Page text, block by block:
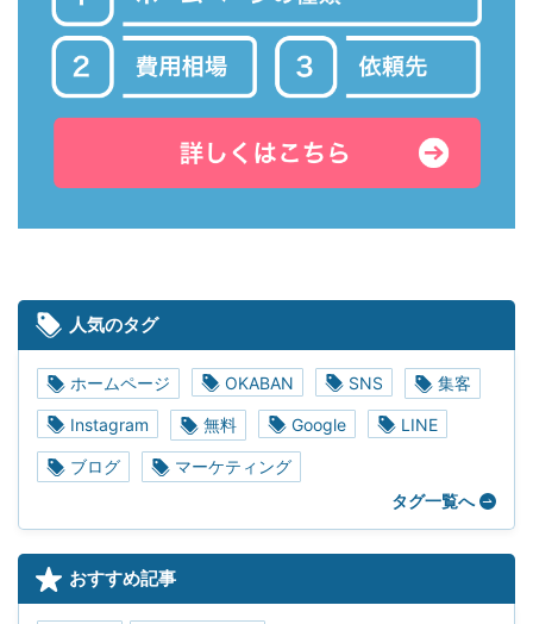
人気のタグ
ホームページ OKABAN SNS 集客
Instagram 無料 Google LINE
ブログ
マーケティング
タグ一覧へ
おすすめ記事